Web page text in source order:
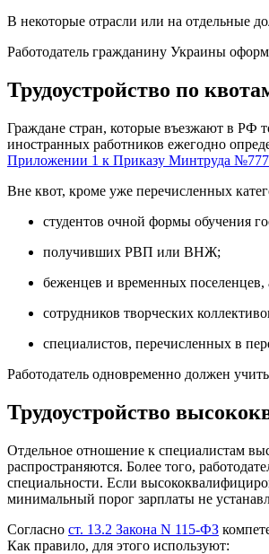
В некоторые отрасли или на отдельные
Работодатель гражданину Украины
Трудоустройство по
Граждане стран, которые въезжают в РФ
иностранных работников ежегодно
Приложении 1 к Приказу Минтруда
Вне квот, кроме уже перечисленных
студентов очной формы обучения
получивших РВП или ВНЖ;
беженцев и временных поселенцев,
сотрудников творческих
специалистов, перечисленных в
Работодатель одновременно должен
Трудоустройство
Отдельное отношение к специалистам
распространяются. Более того,
специальности. Если
минимальный порог зарплаты не
Согласно ст. 13.2 Закона N 115-ФЗ
Как правило, для этого используют: